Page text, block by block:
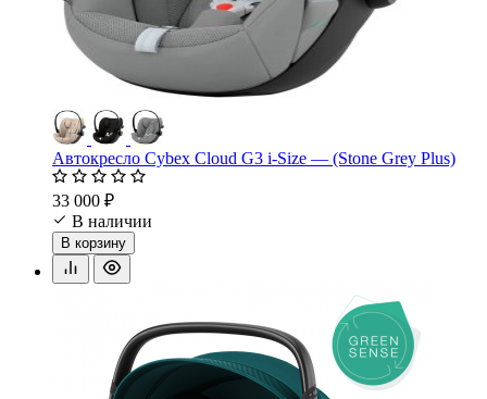
Автокресло Cybex Cloud G3 i-Size — (Stone Grey Plus)
33 000 ₽
В наличии
В корзину